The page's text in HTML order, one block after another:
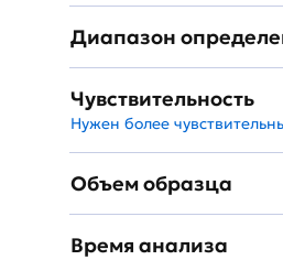
Диапазон
Чувствительность
Нужен более
Объем образца
Время анализа